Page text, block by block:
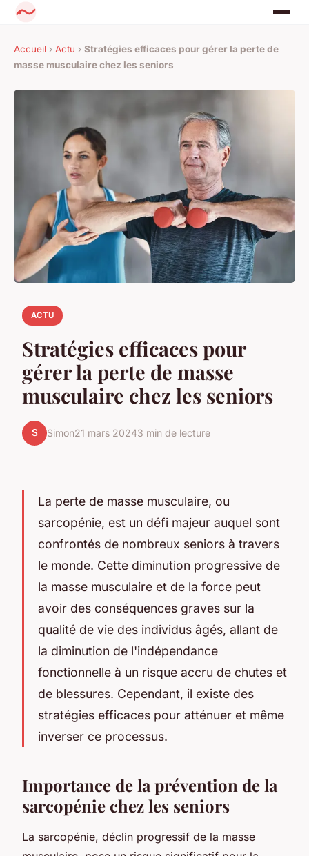
Accueil › Actu › Stratégies efficaces pour gérer la perte de
masse musculaire chez les seniors
ACTU
Stratégies efficaces pour
gérer la perte de masse
musculaire chez les seniors
S Simon21 mars 20243 min de lecture
La perte de masse musculaire, ou
sarcopénie, est un défi majeur auquel sont
confrontés de nombreux seniors à travers
le monde. Cette diminution progressive de
la masse musculaire et de la force peut
avoir des conséquences graves sur la
qualité de vie des individus âgés, allant de
la diminution de l'indépendance
fonctionnelle à un risque accru de chutes et
de blessures. Cependant, il existe des
stratégies efficaces pour atténuer et même
inverser ce processus.
Importance de la prévention de la
sarcopénie chez les seniors
La sarcopénie, déclin progressif de la masse